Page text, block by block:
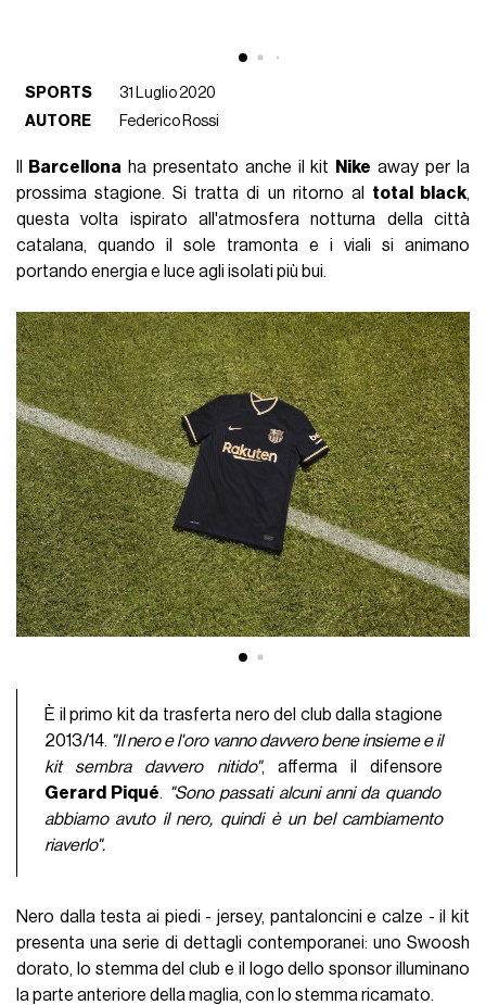
SPORTS
31 Luglio 2020
AUTORE
Federico Rossi
Barcellonaha presentato anche il kit Nike away per la
prossima stagione. Si tratta di un ritorno al total black,
questa volta ispirato all'atmosfera notturna della città
catalana, quando il sole tramonta e i viali si animano
portando energia e luce agli isolati più bui.
È il primo kit da trasferta nero del club dalla stagione
2013/14. "Il nero e l'oro vanno davvero bene insieme e il
kit sembra davvero nitido", afferma il difensore
Gerard Piqué. "Sono passati alcuni anni da quando
abbiamo avuto il nero, quindi è un bel cambiamento
riaverlo".
Nero dalla testa ai piedi - jersey, pantaloncini e calze - il kit
presenta una serie di dettagli contemporanei: uno Swoosh
dorato, lo stemma del club e il logo dello sponsor illuminano
la parte anteriore della maglia, con lo stemma ricamato.